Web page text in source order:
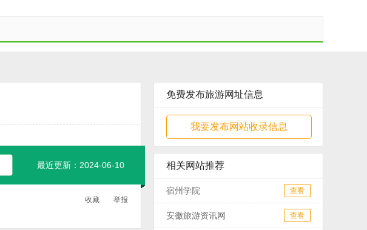
最近更新：2024-06-10
收藏 举报
免费发布旅游网址信息
我要发布网站收录信息
相关网站推荐
宿州学院 查看
安徽旅游资讯网 查看